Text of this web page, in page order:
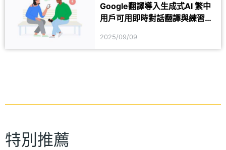
Google翻譯導入生成式AI 繁中
用戶可用即時對話翻譯與練習模
2025/09/09
特別推薦